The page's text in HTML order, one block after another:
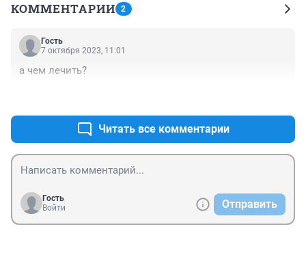
КОММЕНТАРИИ 2
Гость
7 октября 2023, 11:01
а чем лечить?
Читать все комментарии
Гость
Войти
Отправить